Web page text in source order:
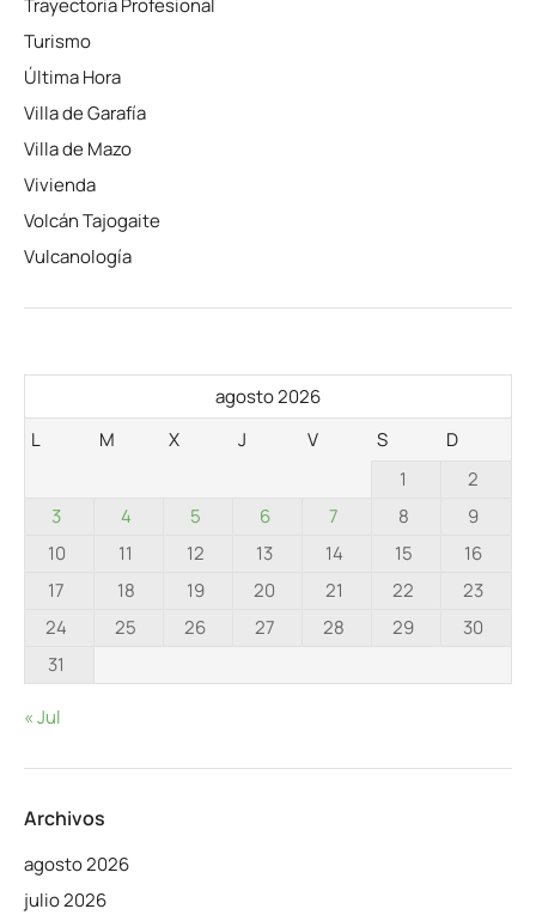
Trayectoria Profesional
Turismo
Última Hora
Villa de Garafía
Villa de Mazo
Vivienda
Volcán Tajogaite
Vulcanología
agosto 2026
L
M X J V S
D
1
2
3
4 5 6 7 8
9
10
11 12 13 14 15
16
17
18 19 20 21 22
23
24
25 26 27 28 29
30
31
« Jul
Archivos
agosto 2026
julio 2026